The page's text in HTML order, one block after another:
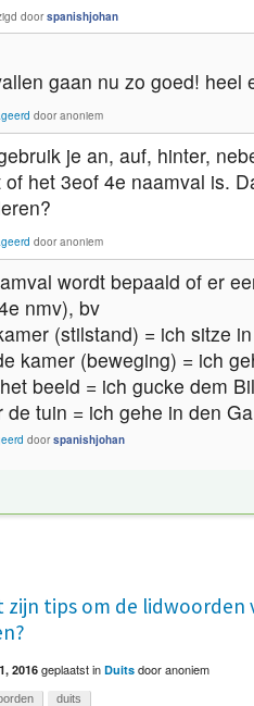
doorspanishjohan
gaan nu zo goed! heel
dooranoniem
je an, auf, hinter,
of het 3eof 4e naamval is.
dooranoniem
wordt bepaald of er
nmv), bv
(stilstand) = ich sitze
kamer (beweging) = ich
beeld = ich gucke dem
de tuin = ich gehe in den
doorspanishjohan
zijn tips om de
2016 geplaatstin Duits dooranoniem
duits